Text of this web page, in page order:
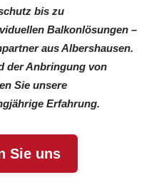
bis zu
Balkonlösungen –
aus Albershausen.
der Anbringung von
Sie unsere
Erfahrung.
Sie uns